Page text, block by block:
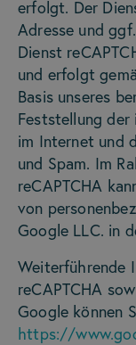
erfolgt. Der
Adresse und
Dienst
und erfolgt
Basis unseres
Feststellung
im Internet und
und Spam. Im
reCAPTCHA
von
Google LLC. in
Weiterführende
reCAPTCHA
Google können
https://